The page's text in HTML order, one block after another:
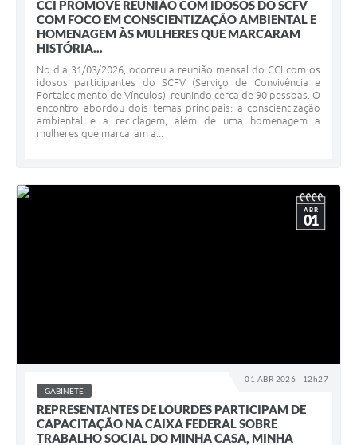
CCI PROMOVE REUNIÃO COM IDOSOS DO SCFV
COM FOCO EM CONSCIENTIZAÇÃO AMBIENTAL E
HOMENAGEM ÀS MULHERES QUE MARCARAM
HISTÓRIA...
No dia 31/03/2026, ocorreu a reunião mensal do CCI com os
idosos participantes do SCFV (Serviço de Convivência e
Fortalecimento de Vínculos), reunindo cerca de 90 pessoas. O
encontro abordou dois temas principais: a conscientização
ambiental e a reciclagem, além de uma homenagem a
mulheres que marcaram a...
01 ABR 2026 - 12h27
ABR
01
GABINETE
REPRESENTANTES DE LOURDES PARTICIPAM DE
CAPACITAÇÃO NA CAIXA FEDERAL SOBRE
TRABALHO SOCIAL DO MINHA CASA, MINHA